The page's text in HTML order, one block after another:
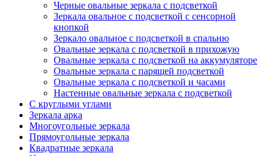
Черные овальные зеркала с подсветкой
Зеркала овальное с подсветкой с сенсорной
кнопкой
Зеркало овальное с подсветкой в спальню
Овальные зеркала с подсветкой в прихожую
Овальные зеркала с подсветкой на аккумуляторе
Овальные зеркала с парящей подсветкой
Овальные зеркала с подсветкой и часами
Настенные овальные зеркала с подсветкой
С круглыми углами
Зеркала арка
Многоугольные зеркала
Прямоугольные зеркала
Квадратные зеркала